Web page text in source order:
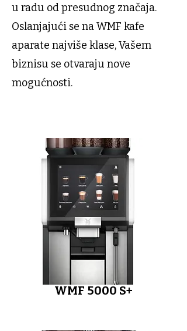
u radu od presudnog značaja.
Oslanjajući se na WMF kafe
aparate najviše klase, Vašem
biznisu se otvaraju nove
mogućnosti.
WMF 5000 S+